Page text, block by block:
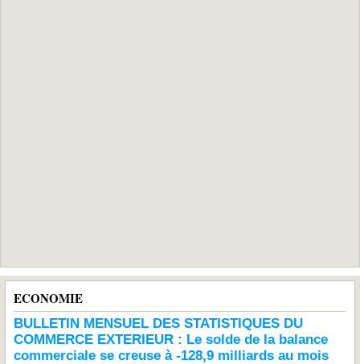
ECONOMIE
BULLETIN MENSUEL DES STATISTIQUES DU
COMMERCE EXTERIEUR : Le solde de la balance
commerciale se creuse à -128,9 milliards au mois